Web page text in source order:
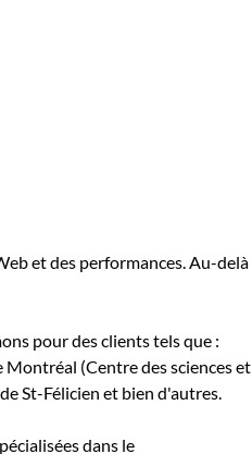
et des performances. Au-delà
pour des clients tels que :
(Centre des sciences et
St-Félicien et bien d'autres.
dans le